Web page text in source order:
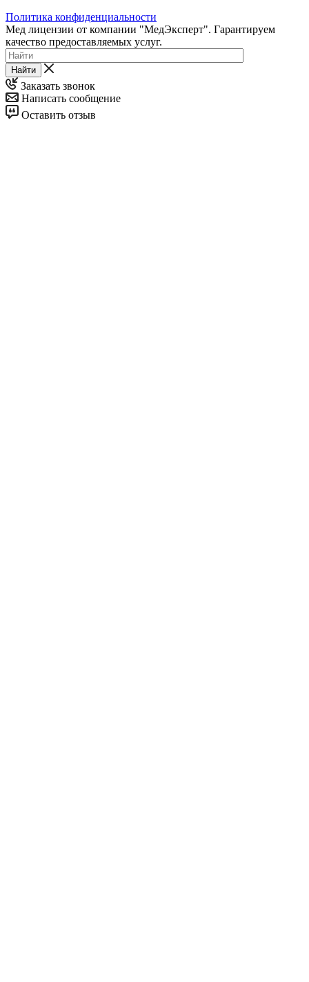
Политика конфиденциальности
Мед лицензии от компании "МедЭксперт". Гарантируем
качество предоставляемых услуг.
Найти
Заказать звонок
Написать сообщение
Оставить отзыв